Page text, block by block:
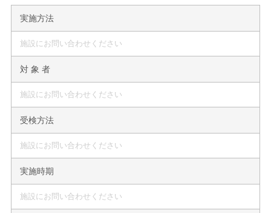
実施方法
施設にお問い合わせください
対 象 者
施設にお問い合わせください
受検方法
施設にお問い合わせください
実施時期
施設にお問い合わせください